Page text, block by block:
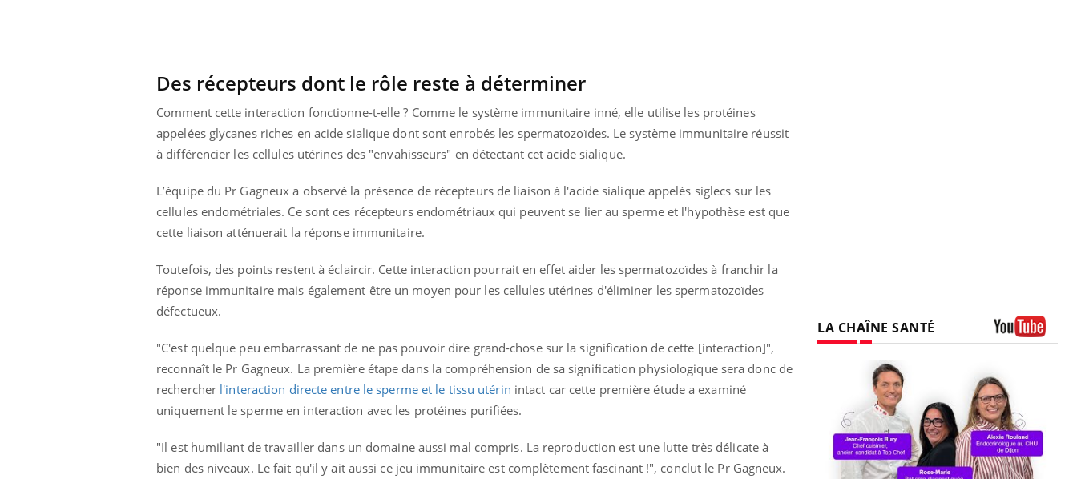
Des récepteurs dont le rôle reste à déterminer
Comment cette interaction fonctionne-t-elle ? Comme le système immunitaire inné, elle utilise les protéines
appelées glycanes riches en acide sialique dont sont enrobés les spermatozoïdes. Le système immunitaire réussit
à différencier les cellules utérines des "envahisseurs" en détectant cet acide sialique.
L’équipe du Pr Gagneux a observé la présence de récepteurs de liaison à l'acide sialique appelés siglecs sur les
cellules endométriales. Ce sont ces récepteurs endométriaux qui peuvent se lier au sperme et l'hypothèse est que
cette liaison atténuerait la réponse immunitaire.
Toutefois, des points restent à éclaircir. Cette interaction pourrait en effet aider les spermatozoïdes à franchir la
réponse immunitaire mais également être un moyen pour les cellules utérines d'éliminer les spermatozoïdes
défectueux.
"C'est quelque peu embarrassant de ne pas pouvoir dire grand-chose sur la signification de cette [interaction]",
reconnaît le Pr Gagneux. La première étape dans la compréhension de sa signification physiologique sera donc de
rechercher l'interaction directe entre le sperme et le tissu utérin intact car cette première étude a examiné
uniquement le sperme en interaction avec les protéines purifiées.
"Il est humiliant de travailler dans un domaine aussi mal compris. La reproduction est une lutte très délicate à
bien des niveaux. Le fait qu'il y ait aussi ce jeu immunitaire est complètement fascinant !", conclut le Pr Gagneux.
LA CHAÎNE SANTÉ